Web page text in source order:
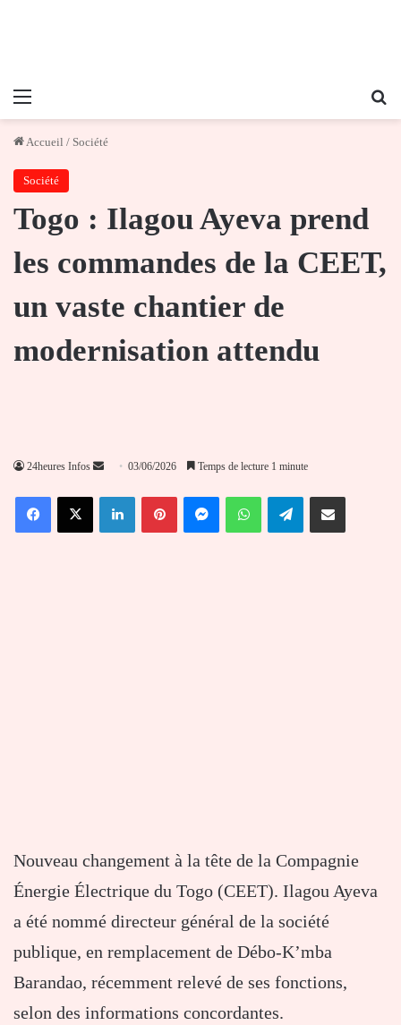
Menu
Accueil / Société
Société
Togo : Ilagou Ayeva prend
les commandes de la CEET,
un vaste chantier de
modernisation attendu
24heures Infos
Envoyer
courriel
03/06/2026 Temps de lecture 1 minute
FacebookX LinkedinPinterestMessengerWhatsAppTelegramPartager par email
Nouveau changement à la tête de la Compagnie
Énergie Électrique du Togo (CEET). Ilagou Ayeva
a été nommé directeur général de la société
publique, en remplacement de Débo-K’mba
Barandao, récemment relevé de ses fonctions,
selon des informations concordantes.